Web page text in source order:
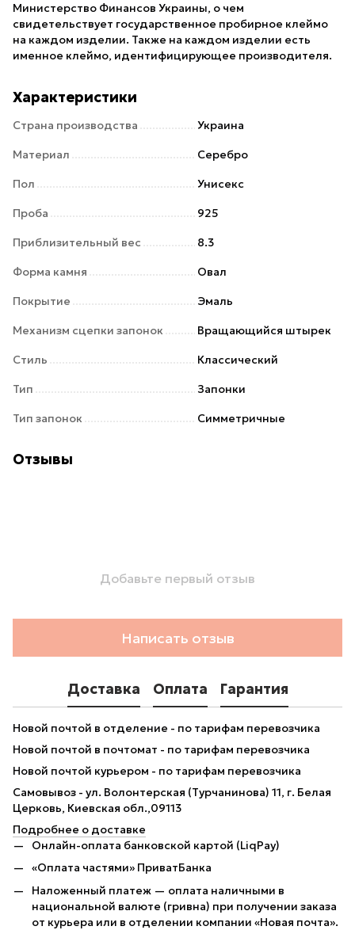
Министерство Финансов Украины, о чем
свидетельствует государственное пробирное клеймо
на каждом изделии. Также на каждом изделии есть
именное клеймо, идентифицирующее производителя.
Характеристики
Страна производства Украина
Материал Серебро
Пол Унисекс
Проба 925
Приблизительный вес 8.3
Форма камня Овал
Покрытие Эмаль
Механизм сцепки запонок Вращающийся штырек
Стиль Классический
Тип Запонки
Тип запонок Симметричные
Отзывы
Добавьте первый отзыв
Написать отзыв
Доставка Оплата Гарантия
Новой почтой в отделение - по тарифам перевозчика
Новой почтой в почтомат - по тарифам перевозчика
Новой почтой курьером - по тарифам перевозчика
Самовывоз - ул. Волонтерская (Турчанинова) 11, г. Белая
Церковь, Киевская обл.,09113
Подробнее о доставке
Онлайн-оплата банковской картой (LiqPay)
«Оплата частями» ПриватБанка
Наложенный платеж — оплата наличными в
национальной валюте (гривна) при получении заказа
от курьера или в отделении компании «Новая почта».